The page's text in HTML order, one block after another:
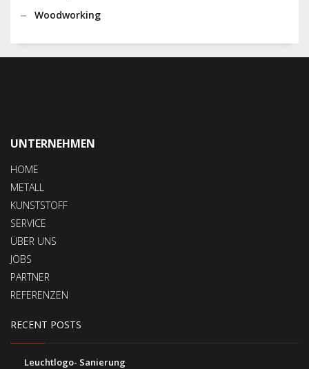
Woodworking
UNTERNEHMEN
HOME
METALL
KUNSTSTOFF
SERVICE
ÜBER UNS
JOBS
PARTNER
REFERENZEN
RECENT POSTS
Leuchtlogo- Sanierung